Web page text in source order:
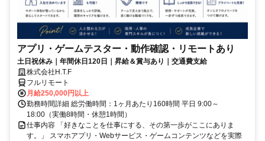
アプリ・ゲームテスター・動作確認・リモートあり
土日祝休み｜年間休日120日｜昇給＆賞与あり｜交通費支給
株式会社H.T.F
フルリモート
月給250,000円以上
勤務時間詳細 総労働時間：1ヶ月あたり160時間 平日 9:00～
18:00（実働8時間・休憩1時間）
仕事内容 「好きなことを仕事にする、その第一歩がここにありま
す。」 スマホアプリ・Webサービス・ゲームコンテンツなどを実際